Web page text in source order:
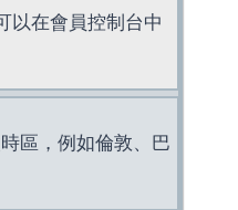
以在會員控制台中
區，例如倫敦、巴